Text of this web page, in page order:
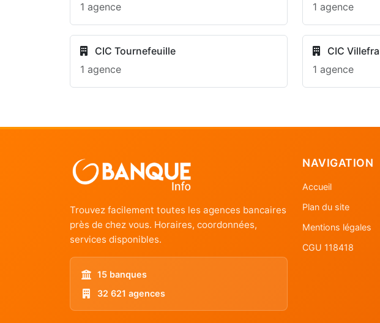
1 agence
1 agence
CIC Tournefeuille
1 agence
CIC
1 agence
Trouvez facilement toutes les agences bancaires
près de chez vous. Horaires, coordonnées,
services disponibles.
15 banques
32 621 agences
NAVIGATION
Accueil
Plan du site
Mentions légales
CGU 118418